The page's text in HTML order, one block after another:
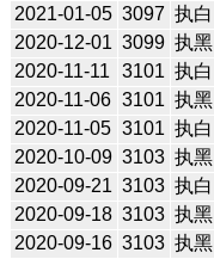
2021-01-05 3097 执白
2020-12-01 3099 执黑
2020-11-11
3101 执白
2020-11-06 3101 执黑
2020-11-05 3101 执白
2020-10-09 3103 执黑
2020-09-21 3103 执白
2020-09-18 3103 执黑
2020-09-16 3103 执黑